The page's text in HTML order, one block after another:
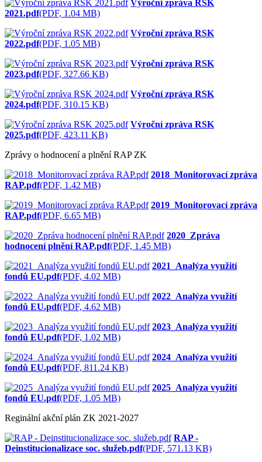
Výroční zpráva RSK
2021.pdf(PDF, 1.04 MB)
Výroční zpráva RSK
2022.pdf(PDF, 1.05 MB)
Výroční zpráva RSK
2023.pdf(PDF, 327.66 KB)
Výroční zpráva RSK
2024.pdf(PDF, 310.15 KB)
Výroční zpráva RSK
2025.pdf(PDF, 423.11 KB)
Zprávy o hodnocení a plnění RAP ZK
2018_Monitorovací zpráva
RAP.pdf(PDF, 1.42 MB)
2019_Monitorovací zpráva
RAP.pdf(PDF, 6.65 MB)
2020_Zpráva
hodnocení plnění RAP.pdf(PDF, 1.45 MB)
2021_Analýza využití
fondů EU.pdf(PDF, 4.02 MB)
2022_Analýza využití
fondů EU.pdf(PDF, 4.62 MB)
2023_Analýza využití
fondů EU.pdf(PDF, 1.02 MB)
2024_Analýza využití
fondů EU.pdf(PDF, 811.24 KB)
2025_Analýza využití
fondů EU.pdf(PDF, 1.05 MB)
Reginální akční plán ZK 2021-2027
RAP -
Deinstitucionalizace soc. služeb.pdf(PDF, 571.13 KB)